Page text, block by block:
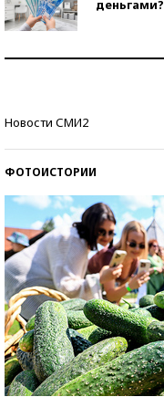
деньгами?
Новости СМИ2
ФОТОИСТОРИИ